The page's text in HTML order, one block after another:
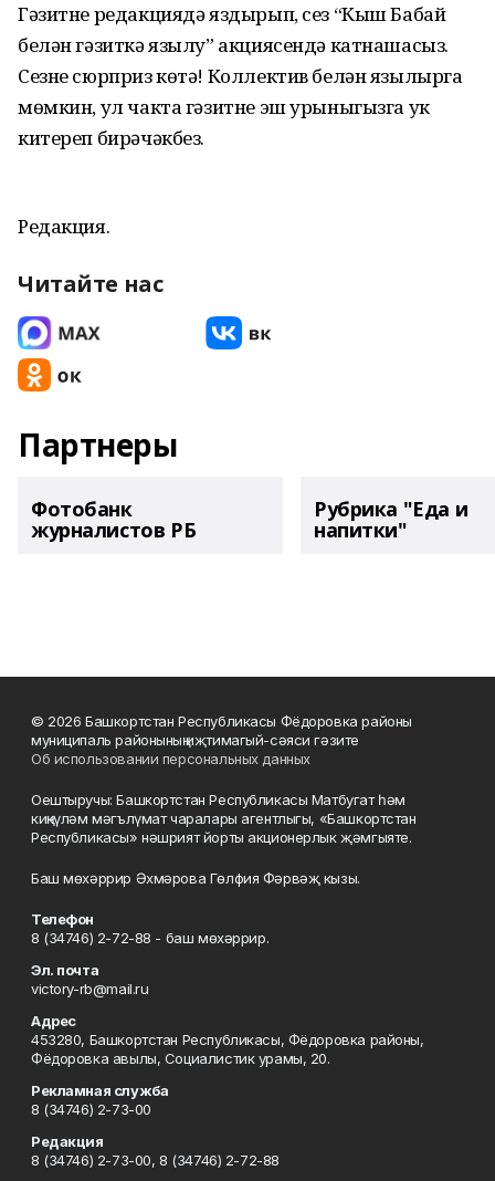
Гәзитне редакциядә яздырып, сез “Кыш Бабай
белән гәзиткә язылу” акциясендә катнашасыз.
Сезне сюрприз көтә! Коллектив белән язылырга
мөмкин, ул чакта гәзитне эш урыныгызга ук
китереп бирәчәкбез.
Редакция.
Читайте нас
Партнеры
Фотобанк
журналистов РБ
Рубрика "Еда и
напитки"
© 2026 Башкортстан Республикасы Фёдоровка районы
муниципаль районының иҗтимагый-сәяси гәзите
Об использовании персональных данных
Оештыручы: Башкортстан Республикасы Матбугат һәм
киңкүләм мәгълүмат чаралары агентлыгы, «Башкортстан
Республикасы» нәшрият йорты акционерлык җәмгыяте.
Баш мөхәррир Әхмәрова Гөлфия Фәрвәҗ кызы.
Телефон
8 (34746) 2-72-88 - баш мөхәррир.
Эл. почта
victory-rb@mail.ru
Адрес
453280, Башкортстан Республикасы, Фёдоровка районы,
Фёдоровка авылы, Социалистик урамы, 20.
Рекламная служба
8 (34746) 2-73-00
Редакция
8 (34746) 2-73-00, 8 (34746) 2-72-88